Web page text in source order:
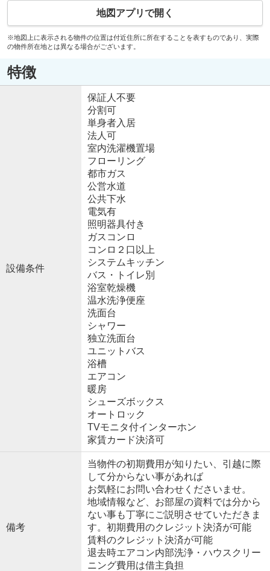
地図アプリで開く
※地図上に表示される物件の位置は付近住所に所在することを表すものであり、実際
の物件所在地とは異なる場合がございます。
特徴
設備条件
保証人不要
分割可
単身者入居
法人可
室内洗濯機置場
フローリング
都市ガス
公営水道
公共下水
電気有
照明器具付き
ガスコンロ
コンロ２口以上
システムキッチン
バス・トイレ別
浴室乾燥機
温水洗浄便座
洗面台
シャワー
独立洗面台
ユニットバス
浴槽
エアコン
暖房
シューズボックス
オートロック
TVモニタ付インターホン
家賃カード決済可
備考
当物件の初期費用が知りたい、引越に際
して分からない事があれば
お気軽にお問い合わせくださいませ。
地域情報など、お部屋の資料では分から
ない事も丁寧にご説明させていただきま
す。初期費用のクレジット決済が可能
賃料のクレジット決済が可能
退去時エアコン内部洗浄・ハウスクリー
ニング費用は借主負担